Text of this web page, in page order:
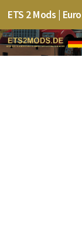
ETS 2 Mods |